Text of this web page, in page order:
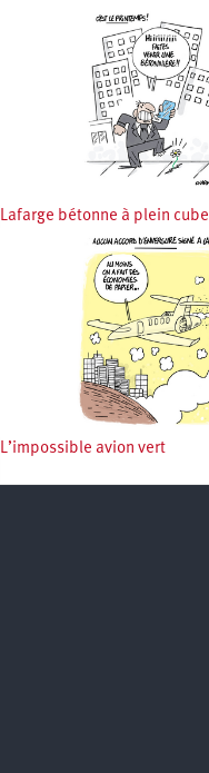
Lafarge bétonne à plein cube
L’impossible avion vert